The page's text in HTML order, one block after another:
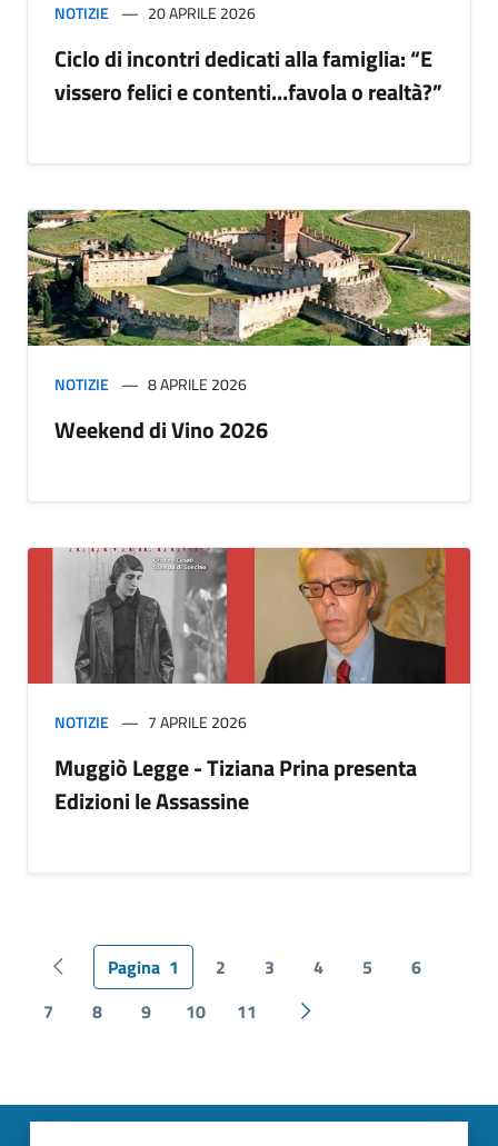
NOTIZIE 20 APRILE 2026
Ciclo di incontri dedicati alla famiglia: “E
vissero felici e contenti…favola o realtà?”
NOTIZIE 8 APRILE 2026
Weekend di Vino 2026
NOTIZIE 7 APRILE 2026
Muggiò Legge - Tiziana Prina presenta
Edizioni le Assassine
Pagina precedente
Pagina 1 2 3 4 5
6
7
8 9 10 11 Pagina successiva